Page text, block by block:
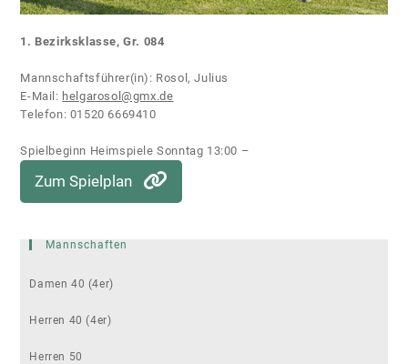
1. Bezirksklasse, Gr. 084
Mannschaftsführer(in): Rosol, Julius
E-Mail: helgarosol@gmx.de
Telefon: 01520 6669410
Spielbeginn Heimspiele Sonntag 13:00 –
Zum Spielplan
Mannschaften
Damen 40 (4er)
Herren 40 (4er)
Herren 50